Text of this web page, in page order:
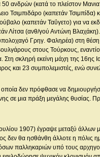
ανδρών (κατά το πλείστον
Τσιμπιδάρο (καπετάν
(καπετάν Ταΰγετο) για να
Λίτσα (ανθ/γού Αντώνη
Γρηγ. Φαληρέα) στη θέση
στους Τούρκους,
Στη σκληρή εκείνη μάχη της 16ης
και 23 συμπολεμιστές, ενώ
δεν πρόφθασε να
σε μια πράξη μεγάλης θυσίας.
1907) έγραψε μεταξύ άλλων
δεν θα ησθάνθη άλλοτε η πόλις
παλληκαριών υπό τους